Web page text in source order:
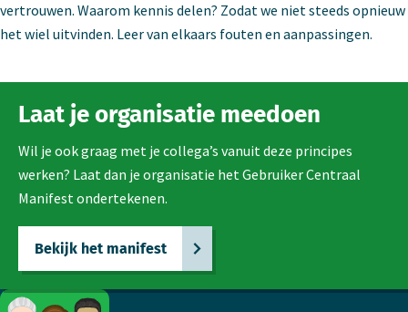
vertrouwen. Waarom kennis delen? Zodat we niet steeds opnieuw
het wiel uitvinden. Leer van elkaars fouten en aanpassingen.
Laat je organisatie meedoen
Wil je ook graag met je collega’s vanuit deze principes
werken? Laat dan je organisatie het Gebruiker Centraal
Manifest ondertekenen.
Bekijk het manifest
Footer